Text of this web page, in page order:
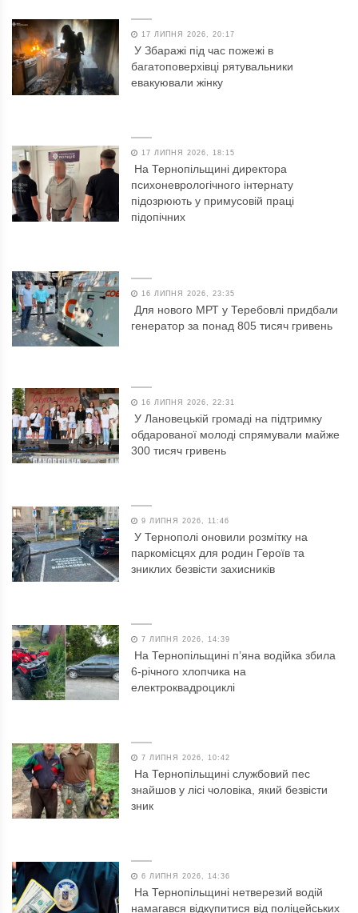
17 ЛИПНЯ 2026, 20:17
У Збаражі під час пожежі в
багатоповерхівці рятувальники
евакуювали жінку
17 ЛИПНЯ 2026, 18:15
На Тернопільщині директора
психоневрологічного інтернату
підозрюють у примусовій праці
підопічних
16 ЛИПНЯ 2026, 23:35
Для нового МРТ у Теребовлі придбали
генератор за понад 805 тисяч гривень
16 ЛИПНЯ 2026, 22:31
У Лановецькій громаді на підтримку
обдарованої молоді спрямували майже
300 тисяч гривень
9 ЛИПНЯ 2026, 11:46
У Тернополі оновили розмітку на
паркомісцях для родин Героїв та
зниклих безвісти захисників
7 ЛИПНЯ 2026, 14:39
На Тернопільщині п’яна водійка збила
6-річного хлопчика на
електроквадроциклі
7 ЛИПНЯ 2026, 10:42
На Тернопільщині службовий пес
знайшов у лісі чоловіка, який безвісти
зник
6 ЛИПНЯ 2026, 14:36
На Тернопільщині нетверезий водій
намагався відкупитися від поліцейських